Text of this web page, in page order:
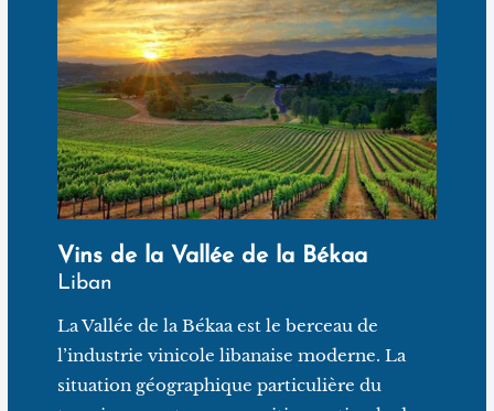
Vins de la Vallée de la Békaa
Liban
La Vallée de la Békaa est le berceau de
l’industrie vinicole libanaise moderne. La
situation géographique particulière du